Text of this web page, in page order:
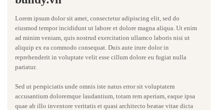
Lorem ipsum dolor sit amet, consectetur adipiscing elit, sed do
eiusmod tempor incididunt ut labore et dolore magna aliqua. Ut enim
ad minim veniam, quis nostrud exercitation ullamco laboris nisi ut
aliquip ex ea commodo consequat. Duis aute irure dolor in
reprehenderit in voluptate velit esse cillum dolore eu fugiat nulla
pariatur.
Sed ut perspiciatis unde omnis iste natus error sit voluptatem
accusantium doloremque laudantium, totam rem aperiam, eaque ipsa
quae ab illo inventore veritatis et quasi architecto beatae vitae dicta